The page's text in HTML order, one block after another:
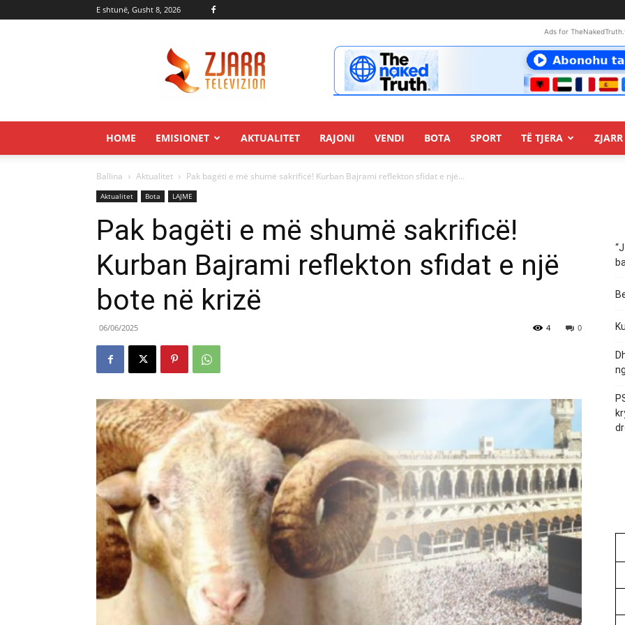
E shtunë, Gusht 8, 2026
Ads for
HOME EMISIONET AKTUALITET RAJONI VENDI BOTA SPORT TË TJERA
Ballina Aktualitet Pak bagëti e më shumë sakrificë! Kurban Bajrami reflekton sfidat e një...
Aktualitet Bota LAJME
Pak bagëti e më shumë sakrificë!
Kurban Bajrami reflekton sfidat e një
bote në krizë
06/06/2025 0
4